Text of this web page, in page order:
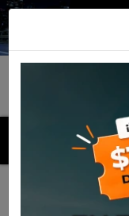
MENU
Productos